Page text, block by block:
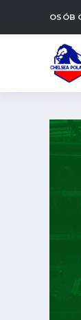
OSÓB